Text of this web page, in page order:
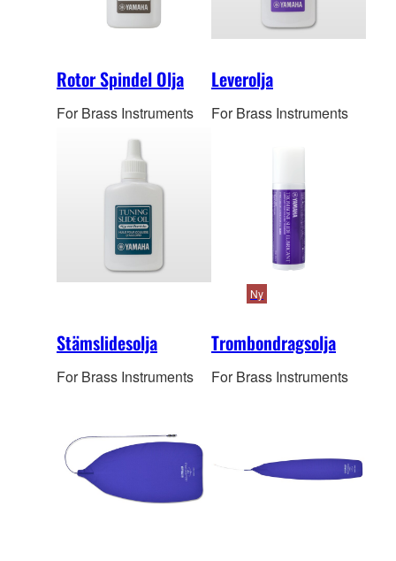
Rotor Spindel Olja
For Brass Instruments
Leverolja
For Brass Instruments
Stämslidesolja
For Brass Instruments
Trombondragsolja
Ny
For Brass Instruments